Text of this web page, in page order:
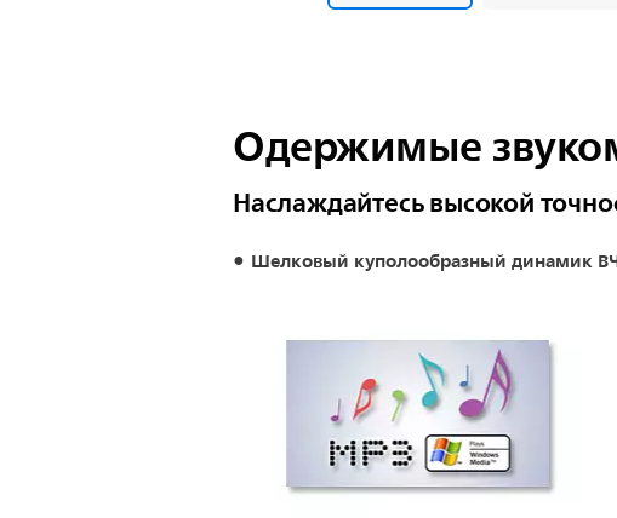
Одержимые
Наслаждайтесь высокой
Шелковый куполообразный динамик